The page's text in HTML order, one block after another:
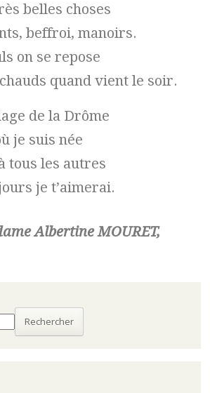
belles choses
beffroi, manoirs.
on se repose
quand vient le soir.
de la Drôme
je suis née
tous les autres
je t’aimerai.
Albertine MOURET,
Rechercher